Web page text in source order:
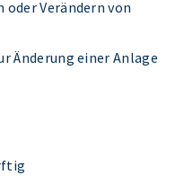
Verändern von
Änderung einer Anlage